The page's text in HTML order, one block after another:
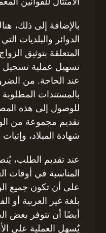
بالإضافة إلى ذلك،
الدوائر والبلديات
المتعلقة بتوثيق
تسهيل عملية تسجيل
عند الحاجة. من
بالمستندات
للوصول إلى هذه
تقديم مجموعة من
شهادة الميلاد، وإثبات
عند تقديم الطلب،
المناسبة في أوقات
على أن تكون جميع
بلغة غير العربية أو
أيضًا أن تتوفر بعض
يُسهل العملية على